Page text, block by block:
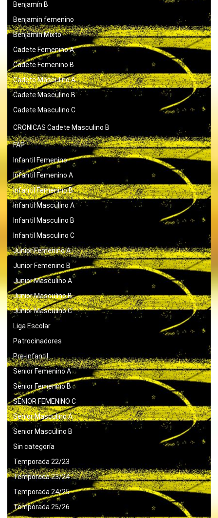
Benjamín B
Benjamin femenino
Benjamín Mixto
Cadete Femenino A
Cadete Femenino B
Cadete Masculino A
Cadete Masculino B
Cadete Masculino C
CRONICAS Cadete Masculino B
FAP
Infantil Femenino
Infantil Femenino A
Infantil Femenino B
Infantil Masculino A
Infantil Masculino B
Infantil Masculino C
Junior Femenino A
Junior Femenino B
Junior Masculino A
Junior Masculino B
Junior Masculino C
Liga Escolar
Patrocinadores
Pre-infantil
Senior Femenino A
Senior Femenino B
SENIOR FEMENINO C
Senior Masculino A
Senior Masculino B
Sin categoría
Temporada 22/23
Temporada 23/24
Temporada 24/25
Temporada 25/26